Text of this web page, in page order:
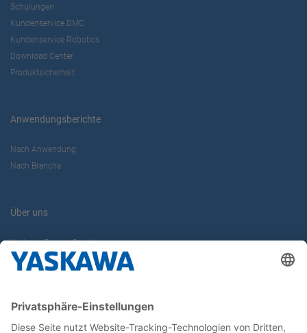
Schulungen
Kundenservice DMC
Kundenservice Robotics
Download Center
Produktsicherheit
Anwendungsberichte
Nach Anwendung
Nach Branche
Über uns
Yaskawa Europe GmbH
Karriere
Newsletter